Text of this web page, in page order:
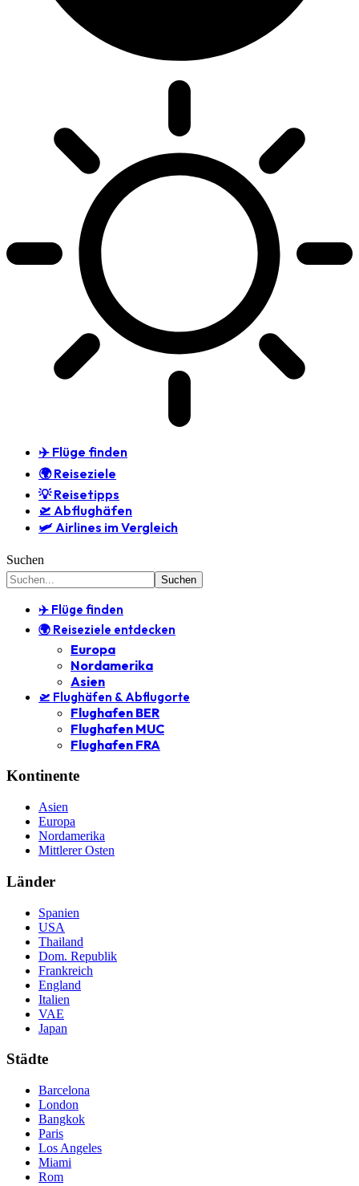
✈️ Flüge finden
🌍 Reiseziele
💡 Reisetipps
🛫 Abflughäfen
🛩️ Airlines im Vergleich
Suchen
✈️ Flüge finden
🌍 Reiseziele entdecken
Europa
Nordamerika
Asien
🛫 Flughäfen & Abflugorte
Flughafen BER
Flughafen MUC
Flughafen FRA
Kontinente
Asien
Europa
Nordamerika
Mittlerer Osten
Länder
Spanien
USA
Thailand
Dom. Republik
Frankreich
England
Italien
VAE
Japan
Städte
Barcelona
London
Bangkok
Paris
Los Angeles
Miami
Rom